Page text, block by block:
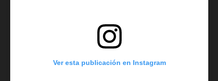
Ver esta publicación en Instagram